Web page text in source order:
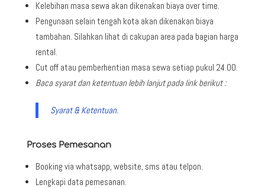
Kelebihan masa sewa akan dikenakan biaya over time.
Pengunaan selain tengah kota akan dikenakan biaya
tambahan. Silahkan lihat di cakupan area pada bagian harga
rental.
Cut off atau pemberhentian masa sewa setiap pukul 24.00.
Baca syarat dan ketentuan lebih lanjut pada link berikut :
Syarat & Ketentuan.
Proses Pemesanan
Booking via whatsapp, website, sms atau telpon.
Lengkapi data pemesanan.